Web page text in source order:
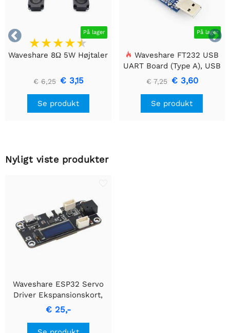

 På lager
Waveshare 8Ω 5W Højtaler
€ 6,25 € 3,15
Se produkt
På lager
Waveshare FT232 USB
UART Board (Type A), USB
til TTL (UART)
kommunikationsmodul
€ 7,25 € 3,60
Se produkt
Nyligt viste produkter
Waveshare ESP32 Servo
Driver Ekspansionskort,
Indbygget WiFi og
Bluetooth
€ 25,-